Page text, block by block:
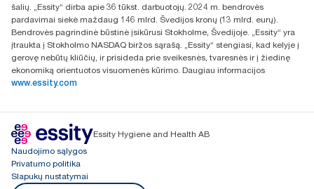
šalių. „Essity“ dirba apie 36 tūkst. darbuotojų. 2024 m. bendrovės
pardavimai siekė maždaug 146 mlrd. Švedijos kronų (13 mlrd. eurų).
Bendrovės pagrindinė būstinė įsikūrusi Stokholme, Švedijoje. „Essity“ yra
įtraukta į Stokholmo NASDAQ biržos sąrašą. „Essity“ stengiasi, kad kelyje į
gerovę nebūtų kliūčių, ir prisideda prie sveikesnės, tvaresnės ir į žiedinę
ekonomiką orientuotos visuomenės kūrimo. Daugiau informacijos
www.essity.com
Essity Hygiene and Health AB
Naudojimo sąlygos
Privatumo politika
Slapukų nustatymai